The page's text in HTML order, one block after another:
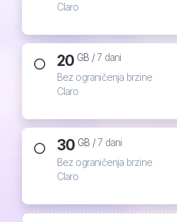
Claro
20 GB /7 dani
Bez ograničenja brzine
Claro
30 GB /7 dani
Bez ograničenja brzine
Claro